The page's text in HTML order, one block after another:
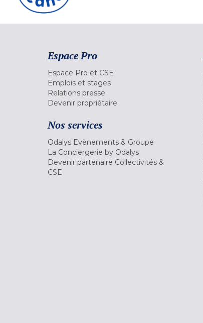
Espace Pro
Espace Pro et CSE
Emplois et stages
Relations presse
Devenir propriétaire
Nos services
Odalys Evènements & Groupe
La Conciergerie by Odalys
Devenir partenaire Collectivités &
CSE